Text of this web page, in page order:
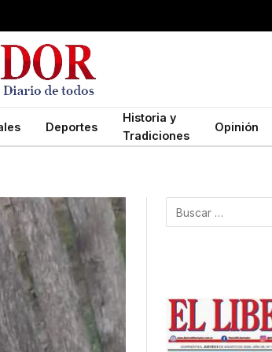
Deportes
Historia y
Tradiciones
Opinión